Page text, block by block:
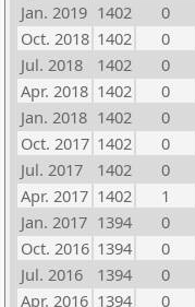
Jan. 2019 1402 0
Oct. 2018 1402 0
Jul. 2018
1402 0
Apr. 2018 1402 0
Jan. 2018 1402 0
Oct. 2017 1402 0
Jul. 2017
1402 0
Apr. 2017 1402 1
Jan. 2017 1394 0
Oct. 2016 1394 0
Jul. 2016
1394 0
Apr. 2016 1394 0